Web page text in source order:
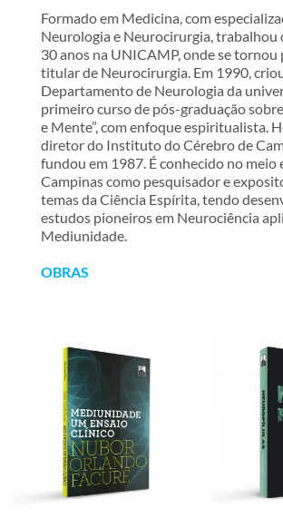
Formado em Medicina, com
Neurologia e Neurocirurgia, trabalhou
30 anos na UNICAMP, onde se tornou
titular de Neurocirurgia. Em 1990,
Departamento de Neurologia da
primeiro curso de pós-graduação
e Mente”, com enfoque espiritualista.
diretor do Instituto do Cérebro de
fundou em 1987. É conhecido no meio
Campinas como pesquisador e
temas da Ciência Espírita, tendo
estudos pioneiros em Neurociência
Mediunidade.
OBRAS